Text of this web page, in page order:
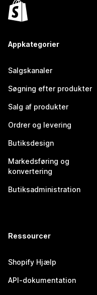
Appkategorier
Salgskanaler
Søgning efter produkter
Salg af produkter
Ordrer og levering
Butiksdesign
Markedsføring og
konvertering
Butiksadministration
Ressourcer
Shopify Hjælp
API-dokumentation